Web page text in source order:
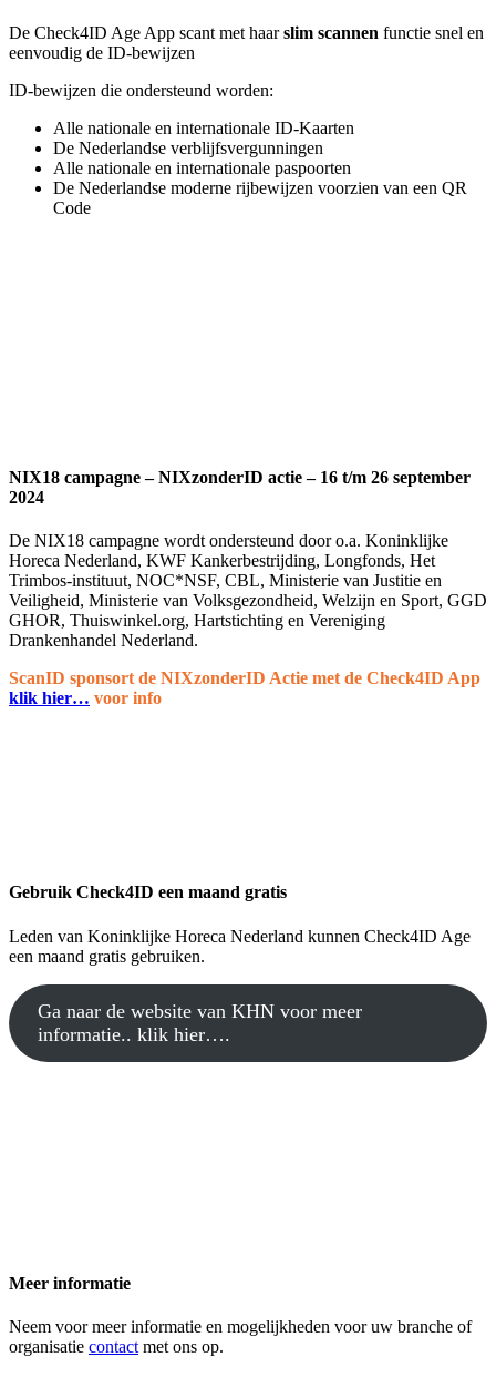
De Check4ID Age App scant met haarslim scannen functie snel en
eenvoudig de ID-bewijzen
ID-bewijzen die ondersteund worden:
Alle nationale en internationale ID-Kaarten
De Nederlandse verblijfsvergunningen
Alle nationale en internationale paspoorten
De Nederlandse moderne rijbewijzen voorzien van een QR
Code
NIX18 campagne – NIXzonderID actie – 16 t/m 26 september
2024
De NIX18 campagne wordt ondersteund door o.a. Koninklijke
Horeca Nederland, KWF Kankerbestrijding, Longfonds, Het
Trimbos-instituut, NOC*NSF, CBL, Ministerie van Justitie en
Veiligheid, Ministerie van Volksgezondheid, Welzijn en Sport, GGD
GHOR, Thuiswinkel.org, Hartstichting en Vereniging
Drankenhandel Nederland.
ScanID sponsort de NIXzonderID Actie met de Check4ID App
klik hier… voor info
Gebruik Check4ID een maand gratis
Leden van Koninklijke Horeca Nederland kunnen Check4ID Age
een maand gratis gebruiken.
Ga naar de website van KHN voor meer
informatie.. klik hier….
Meer informatie
Neem voor meer informatie en mogelijkheden voor uw branche of
organisatie contact met ons op.